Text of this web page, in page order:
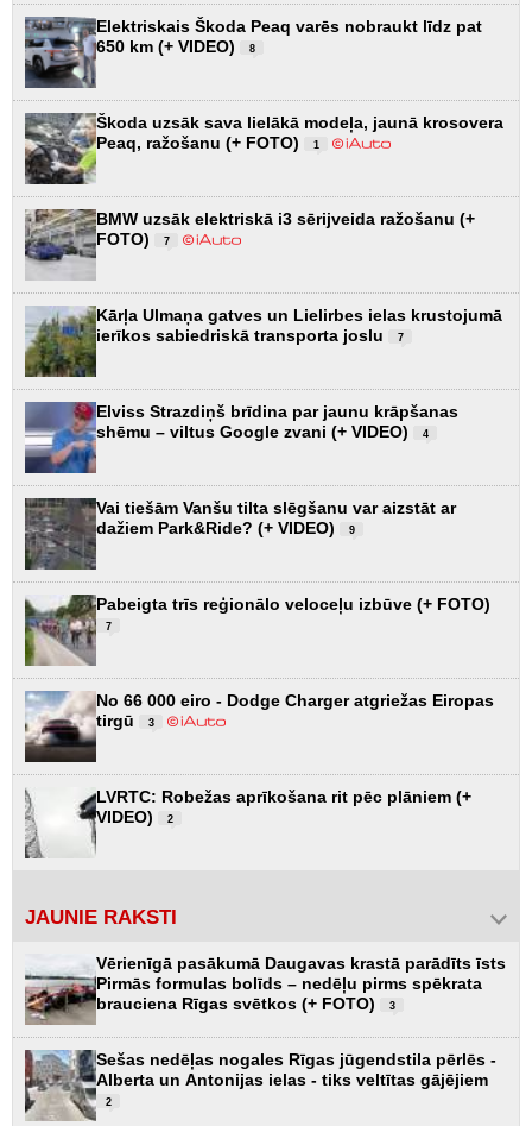
Elektriskais Škoda Peaq varēs nobraukt līdz pat
650 km (+ VIDEO)
8
Škoda uzsāk sava lielākā modeļa, jaunā krosovera
Peaq, ražošanu (+ FOTO)
1
BMW uzsāk elektriskā i3 sērijveida ražošanu (+
FOTO)
7
Kārļa Ulmaņa gatves un Lielirbes ielas krustojumā
ierīkos sabiedriskā transporta joslu
7
Elviss Strazdiņš brīdina par jaunu krāpšanas
shēmu – viltus Google zvani (+ VIDEO)
4
Vai tiešām Vanšu tilta slēgšanu var aizstāt ar
dažiem Park&Ride? (+ VIDEO)
9
Pabeigta trīs reģionālo veloceļu izbūve (+ FOTO)
7
No 66 000 eiro - Dodge Charger atgriežas Eiropas
tirgū
3
LVRTC: Robežas aprīkošana rit pēc plāniem (+
VIDEO)
2
JAUNIE RAKSTI
Vērienīgā pasākumā Daugavas krastā parādīts īsts
Pirmās formulas bolīds – nedēļu pirms spēkrata
brauciena Rīgas svētkos (+ FOTO)
3
Sešas nedēļas nogales Rīgas jūgendstila pērlēs -
Alberta un Antonijas ielas - tiks veltītas gājējiem
2